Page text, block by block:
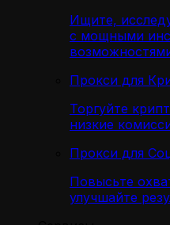
Ищите,
с мощными
Прокси для
Торгуйте
низкие
Прокси для
Повысьте
улучшайте